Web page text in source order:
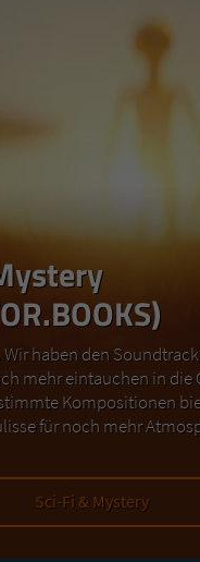
Wir haben den
mehr eintauchen in die
Kompositionen
für noch mehr
Sci-Fi & Mystery